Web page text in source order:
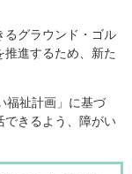
るグラウンド・ゴル
進するため、新た
福祉計画」に基づ
できるよう、障がい